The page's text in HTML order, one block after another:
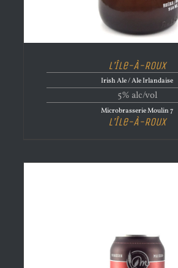
L’Île-À-Roux
Irish Ale / Ale Irlandaise
5% alc/vol
Microbrasserie Moulin 7
L’Île-À-Roux